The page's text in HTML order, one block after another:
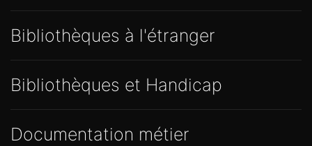
Bibliothèques à l'étranger
Bibliothèques et Handicap
Documentation métier